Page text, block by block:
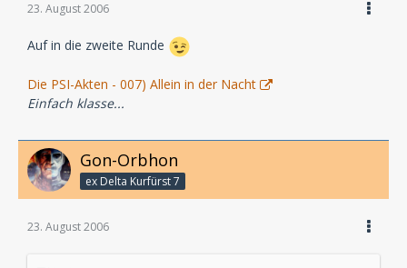
23. August 2006
Auf in die zweite Runde
Die PSI-Akten - 007) Allein in der Nacht
Einfach klasse...
Gon-Orbhon
ex Delta Kurfürst 7
23. August 2006